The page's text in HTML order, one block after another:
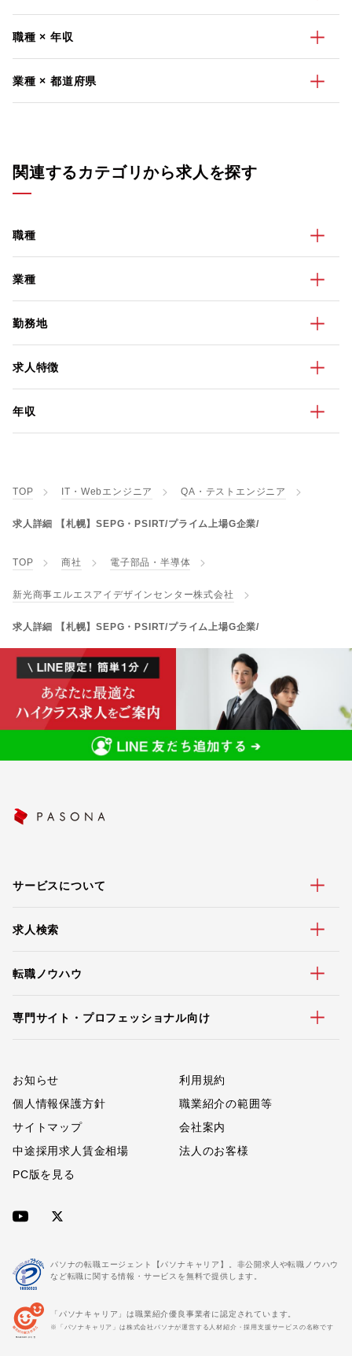
職種 × 年収
業種 × 都道府県
関連するカテゴリから求人を探す
職種
業種
勤務地
求人特徴
年収
TOP IT・Webエンジニア QA・テストエンジニア
求人詳細 【札幌】SEPG・PSIRT/プライム上場G企業/
TOP 商社 電子部品・半導体
新光商事エルエスアイデザインセンター株式会社
求人詳細 【札幌】SEPG・PSIRT/プライム上場G企業/
サービスについて
求人検索
転職ノウハウ
専門サイト・プロフェッショナル向け
お知らせ
利用規約
個人情報保護方針
職業紹介の範囲等
サイトマップ
会社案内
中途採用求人賃金相場
法人のお客様
PC版を見る
パソナの転職エージェント【パソナキャリア】。非公開求人や転職ノウハウ
など転職に関する情報・サービスを無料で提供します。
「パソナキャリア」は職業紹介優良事業者に認定されています。
※「パソナキャリア」は株式会社パソナが運営する人材紹介・採用支援サービスの名称です